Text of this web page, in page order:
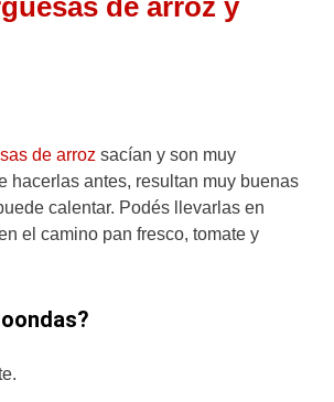
de arroz sacían y son muy
hacerlas antes, resultan muy buenas
calentar. Podés llevarlas en
el camino pan fresco, tomate y